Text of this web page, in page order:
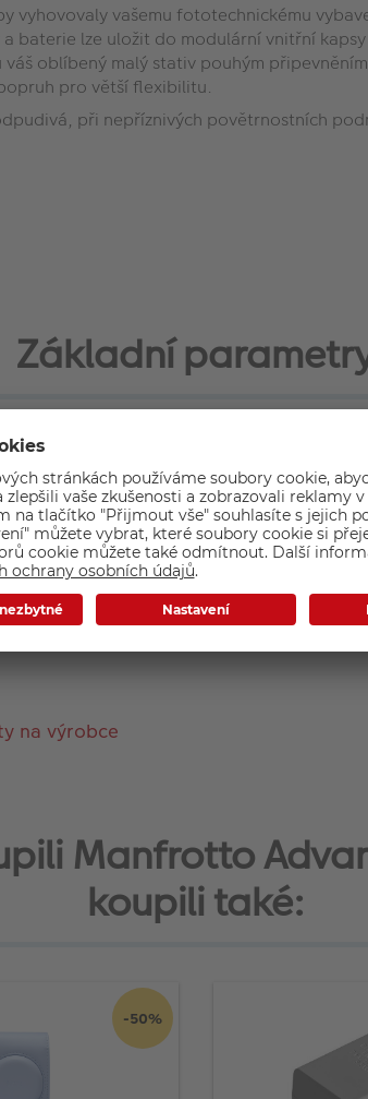
vašemu fototechnickému
lze uložit do modulární vnitřní
oblíbený malý stativ pouhým
pro větší flexibilitu.
při nepříznivých povětrnostních
Základní
na výrobce
Manfrotto
koupili také:
-50%